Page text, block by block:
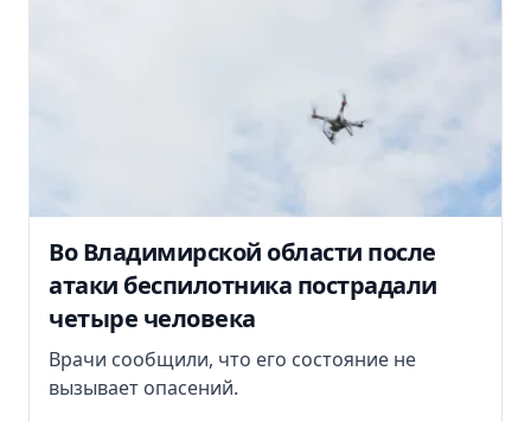
Во Владимирской области после
атаки беспилотника пострадали
четыре человека
Врачи сообщили, что его состояние не
вызывает опасений.